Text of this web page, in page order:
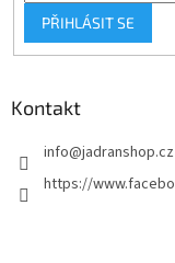
PŘIHLÁSIT SE
Kontakt
info@jadranshop.cz
https://